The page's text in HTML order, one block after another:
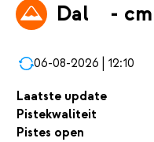
Dal
- cm
06-08-2026 | 12:10
Laatste update
Pistekwaliteit
Pistes open